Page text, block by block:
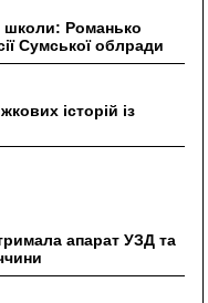
школи: Романько
Сумської облради
історій із
апарат УЗД та